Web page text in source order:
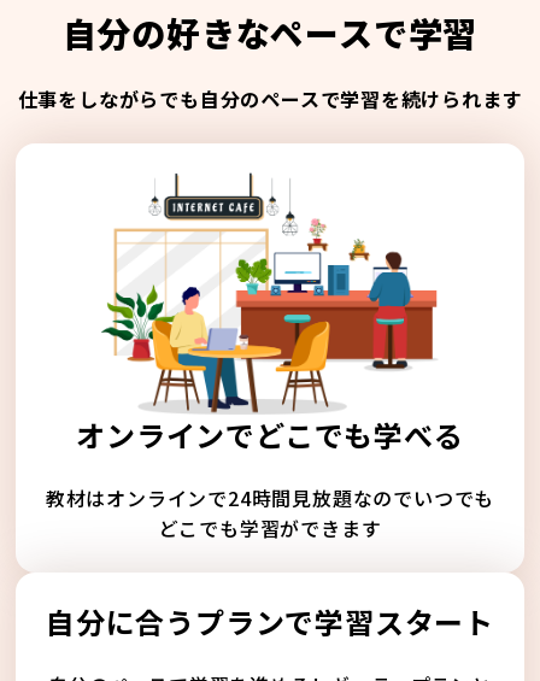
自分の好きなペースで学習
仕事をしながらでも自分のペースで学習を続けられます
オンラインでどこでも学べる
教材はオンラインで24時間見放題なのでいつでも
どこでも学習ができます
自分に合うプランで学習スタート